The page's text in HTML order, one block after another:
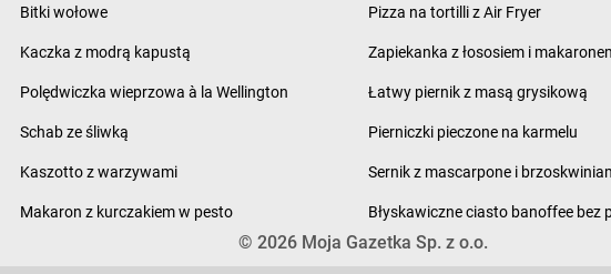
Bitki wołowe
Kaczka z modrą kapustą
Polędwiczka wieprzowa à la Wellington
Schab ze śliwką
Kaszotto z warzywami
Makaron z kurczakiem w pesto
Pizza na tortilli z Air Fryer
Zapiekanka z łososiem i
Łatwy piernik z masą grysikową
Pierniczki pieczone na karmelu
Sernik z mascarpone i
Błyskawiczne ciasto banoffee bez
© 2026Moja Gazetka Sp. z o.o.